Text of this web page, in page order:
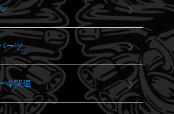
ーツ
キ関連